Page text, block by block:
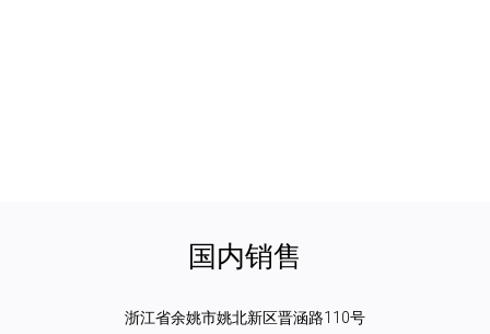
国内销售
浙江省余姚市姚北新区晋涵路110号